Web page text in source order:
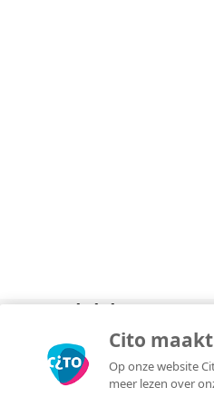
Cito
Op onze website
meer lezen over
Divisies
Copyright © 2026 Cito.
Algemene voorwaarden
Privacyverklaring